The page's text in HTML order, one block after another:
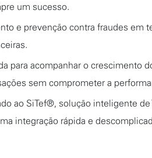
um sucesso.
e prevenção contra fraudes em
para acompanhar o crescimento
sem comprometer a
ao SiTef®, solução inteligente de
integração rápida e